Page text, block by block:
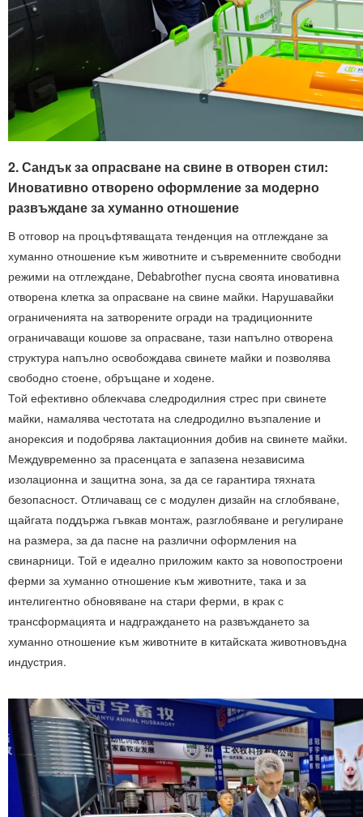
2. Сандък за опрасване на свине в отворен стил:
Иновативно отворено оформление за модерно
развъждане за хуманно отношение
В отговор на процъфтяващата тенденция на отглеждане за
хуманно отношение към животните и съвременните свободни
режими на отглеждане, Debabrother пусна своята иновативна
отворена клетка за опрасване на свине майки. Нарушавайки
ограниченията на затворените огради на традиционните
ограничаващи кошове за опрасване, тази напълно отворена
структура напълно освобождава свинете майки и позволява
свободно стоене, обръщане и ходене.
Той ефективно облекчава следродилния стрес при свинете
майки, намалява честотата на следродилно възпаление и
анорексия и подобрява лактационния добив на свинете майки.
Междувременно за прасенцата е запазена независима
изолационна и защитна зона, за да се гарантира тяхната
безопасност. Отличаващ се с модулен дизайн на сглобяване,
щайгата поддържа гъвкав монтаж, разглобяване и регулиране
на размера, за да пасне на различни оформления на
свинарници. Той е идеално приложим както за новопостроени
ферми за хуманно отношение към животните, така и за
интелигентно обновяване на стари ферми, в крак с
трансформацията и надграждането на развъждането за
хуманно отношение към животните в китайската животновъдна
индустрия.